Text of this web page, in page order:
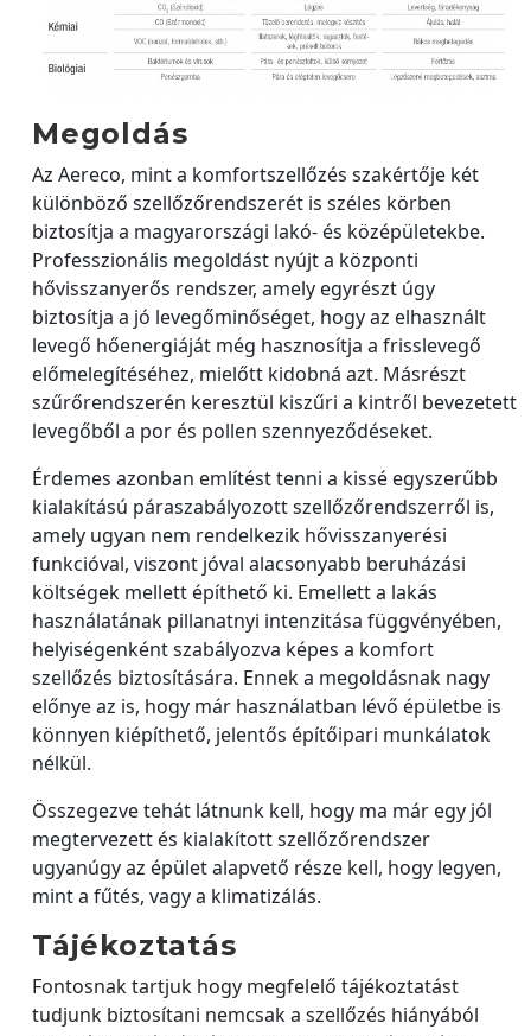
Megoldás
Az Aereco, mint a komfortszellőzés szakértője két
különböző szellőzőrendszerét is széles körben
biztosítja a magyarországi lakó- és középületekbe.
Professzionális megoldást nyújt a központi
hővisszanyerős rendszer, amely egyrészt úgy
biztosítja a jó levegőminőséget, hogy az elhasznált
levegő hőenergiáját még hasznosítja a frisslevegő
előmelegítéséhez, mielőtt kidobná azt. Másrészt
szűrőrendszerén keresztül kiszűri a kintről bevezetett
levegőből a por és pollen szennyeződéseket.
Érdemes azonban említést tenni a kissé egyszerűbb
kialakítású páraszabályozott szellőzőrendszerről is,
amely ugyan nem rendelkezik hővisszanyerési
funkcióval, viszont jóval alacsonyabb beruházási
költségek mellett építhető ki. Emellett a lakás
használatának pillanatnyi intenzitása függvényében,
helyiségenként szabályozva képes a komfort
szellőzés biztosítására. Ennek a megoldásnak nagy
előnye az is, hogy már használatban lévő épületbe is
könnyen kiépíthető, jelentős építőipari munkálatok
nélkül.
Összegezve tehát látnunk kell, hogy ma már egy jól
megtervezett és kialakított szellőzőrendszer
ugyanúgy az épület alapvető része kell, hogy legyen,
mint a fűtés, vagy a klimatizálás.
Tájékoztatás
Fontosnak tartjuk hogy megfelelő tájékoztatást
tudjunk biztosítani nemcsak a szellőzés hiányából